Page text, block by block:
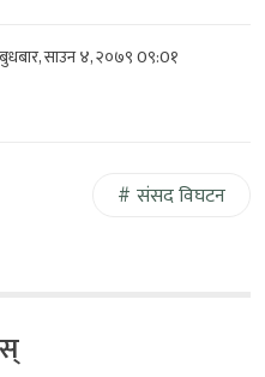
बुधबार, साउन ४, २०७९0९:0१
संसद विघटन